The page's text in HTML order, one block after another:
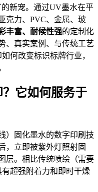
新宠。通过UV墨水在平
克力、PVC、金属、玻
丰富、耐候性强的定制化
、真实案例、与传统工艺
何改变标识标牌行业，
它如何服务于
）固化墨水的数字印刷技
，立即被紫外灯照射固
层。相比传统喷绘（需要
超强附着力和即时干燥